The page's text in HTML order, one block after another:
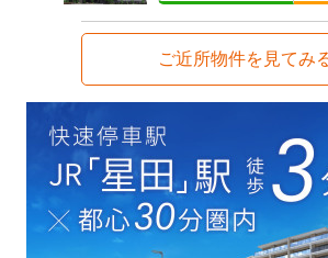
ご近所物件を見てみ